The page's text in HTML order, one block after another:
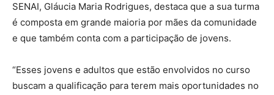
SENAI, Gláucia Maria Rodrigues, destaca que a sua turma
é composta em grande maioria por mães da comunidade
e que também conta com a participação de jovens.
“Esses jovens e adultos que estão envolvidos no curso
buscam a qualificação para terem mais oportunidades no